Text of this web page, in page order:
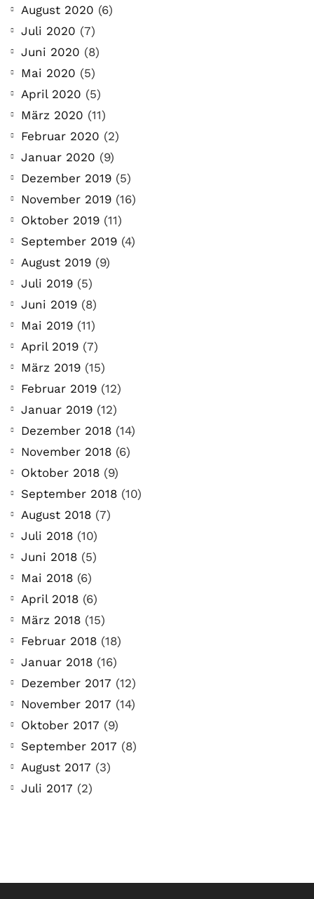
August 2020 (6)
Juli 2020 (7)
Juni 2020 (8)
Mai 2020 (5)
April 2020 (5)
März 2020 (11)
Februar 2020 (2)
Januar 2020 (9)
Dezember 2019 (5)
November 2019 (16)
Oktober 2019 (11)
September 2019 (4)
August 2019 (9)
Juli 2019 (5)
Juni 2019 (8)
Mai 2019 (11)
April 2019 (7)
März 2019 (15)
Februar 2019 (12)
Januar 2019 (12)
Dezember 2018 (14)
November 2018 (6)
Oktober 2018 (9)
September 2018 (10)
August 2018 (7)
Juli 2018 (10)
Juni 2018 (5)
Mai 2018 (6)
April 2018 (6)
März 2018 (15)
Februar 2018 (18)
Januar 2018 (16)
Dezember 2017 (12)
November 2017 (14)
Oktober 2017 (9)
September 2017 (8)
August 2017 (3)
Juli 2017 (2)